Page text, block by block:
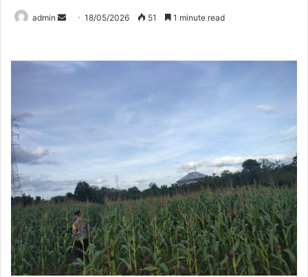
admin
Send18/05/2026 51 1 minute read